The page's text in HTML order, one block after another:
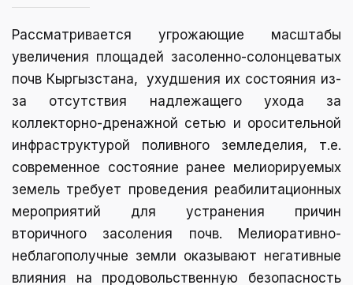
Рассматривается угрожающие масштабы
увеличения площадей засоленно-солонцеватых
почв Кыргызстана, ухудшения их состояния из-
за отсутствия надлежащего ухода за
коллекторно-дренажной сетью и оросительной
инфраструктурой поливного земледелия, т.е.
современное состояние ранее мелиорируемых
земель требует проведения реабилитационных
мероприятий для устранения причин
вторичного засоления почв. Мелиоративно-
неблагополучные земли оказывают негативные
влияния на продовольственную безопасность